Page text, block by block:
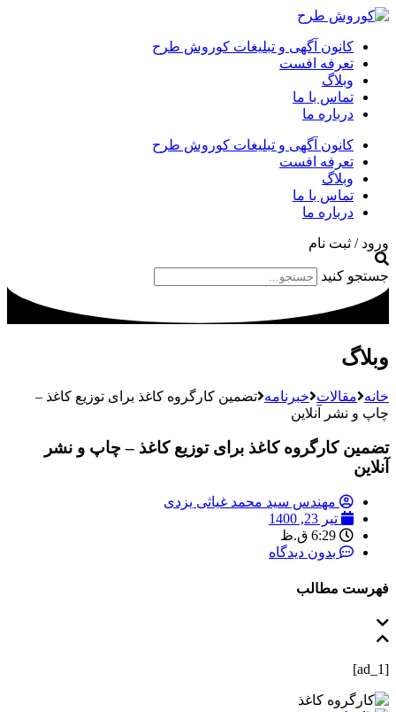
کانون آگهی و تبلیغات کوروش طرح
تعرفه افست
وبلاگ
تماس با ما
درباره ما
کانون آگهی و تبلیغات کوروش طرح
تعرفه افست
وبلاگ
تماس با ما
درباره ما
ورود / ثبت نام
جستجو کنید
وبلاگ
خانه مقالات خبرنامه تضمین کارگروه کاغذ برای توزیع کاغذ –
چاپ و نشر آنلاین
تضمین کارگروه کاغذ برای توزیع کاغذ – چاپ و نشر
آنلاین
مهندس سید محمد غیاثی یزدی
تیر 23, 1400
6:29 ق.ظ
بدون دیدگاه
فهرست مطالب
[ad_1]